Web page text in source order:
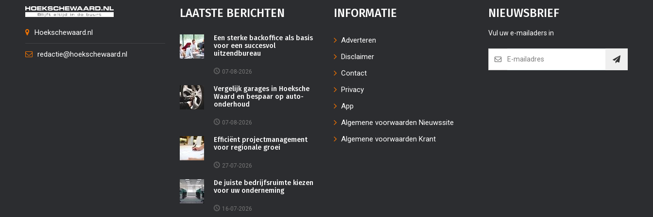
Hoekschewaard.nl
redactie@hoekschewaard.nl
LAATSTE BERICHTEN
Een sterke backoffice als basis
voor een succesvol
uitzendbureau
07-08-2026
Vergelijk garages in Hoeksche
Waard en bespaar op auto-
onderhoud
07-08-2026
Efficiënt projectmanagement
voor regionale groei
27-07-2026
De juiste bedrijfsruimte kiezen
voor uw onderneming
16-07-2026
INFORMATIE
Adverteren
Disclaimer
Contact
Privacy
App
Algemene voorwaarden Nieuwssite
Algemene voorwaarden Krant
NIEUWSBRIEF
Vul uw e-mailaders in